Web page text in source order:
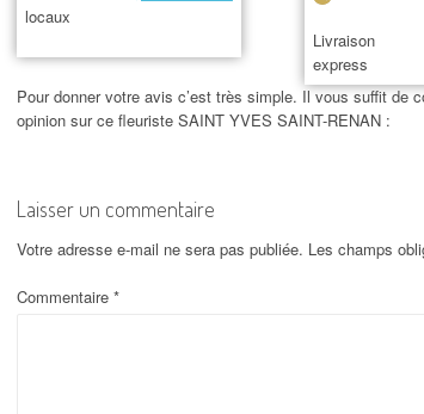
locaux
Livraison
express
Pour donner votre avis c’est très simple. Il vous suffit de
opinion sur ce fleuriste SAINT YVES SAINT-RENAN :
Laisser un commentaire
Votre adresse e-mail ne sera pas publiée. Les champs
Commentaire *